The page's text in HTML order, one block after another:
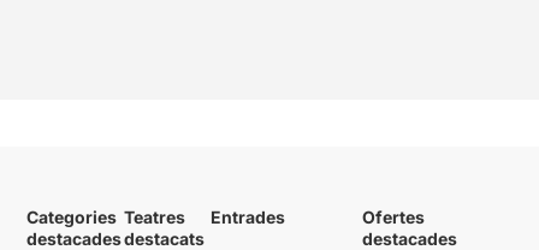
Categories
destacades
Teatres
destacats
Entrades
Ofertes
destacades